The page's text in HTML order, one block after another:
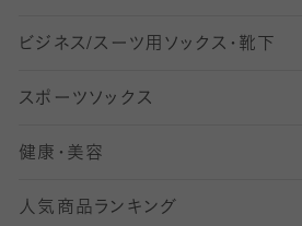
クルーソックス（ふくらはぎ下）
ハイソックス
オーバーニー・ニーハイソックス
61〜80デニールタイツ
81 〜110デニールタイツ
111〜210デニールタイツ
211デニールタイツ以上（防寒・
レギンスパンツ（レギパン）
マタニティレギンス
5 分丈
6 分丈レギンス
ショートストッキング
結婚式用ストッキング
美脚ストッキング
オールスルーストッキング
ビジネス/スーツ用 ソックス・靴下
匠シリーズ
フレッシャーズ向けソックス・靴下
冠婚葬祭向けソックス・靴下
スポーツソックス
ランニングソックス・靴下
ゴルフソックス・靴下
健康・美容
インナーソックス
人気商品ランキング